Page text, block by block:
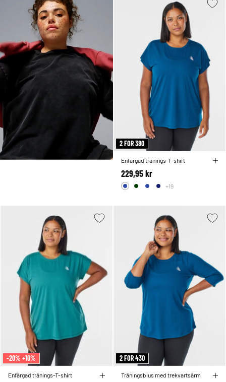
2 FOR 380
Enfärgad tränings-T-shirt
229,95 kr
+19
-20% +10%
Enfärgad tränings-T-shirt
2 FOR 430
Träningsblus med trekvartsärm